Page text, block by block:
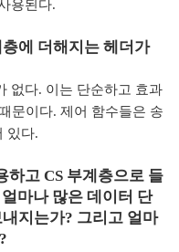
용된다.
에 더해지는 헤더가
없다. 이는 단순하고 효과
문이다. 제어 함수들은 송
있다.
하고 CS 부계층으로 들
얼마나 많은 데이터 단
지는가? 그리고 얼마
?